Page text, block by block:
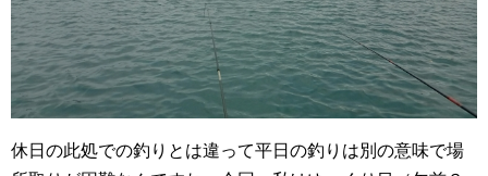
休日の此処での釣りとは違って平日の釣りは別の意味で場